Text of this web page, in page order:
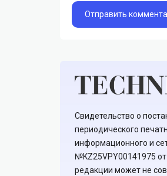
Свидетельство о
периодического
информационного и
№KZ25VPY00141975
редакции может не